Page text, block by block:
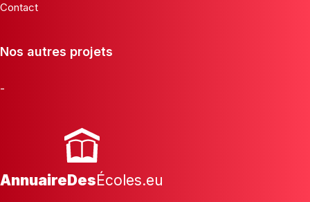
Contact
Nos autres projets
-
AnnuaireDesÉcoles.eu